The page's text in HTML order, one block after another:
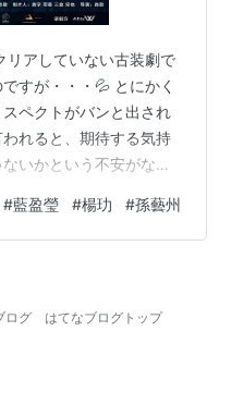
リアしていない古装劇で
すが・・・💦 とにかく
ペクトがバンと出され
れると、期待する気持
いかという不安がない
を見るも無残なドラマ
わけで・・・ この「歓
者の声が聞こえてきて
なかったのです
うです。 原作者古龍…
#藍盈瑩 #楊玏 #孫藝州
ログ
はてなブログトップ